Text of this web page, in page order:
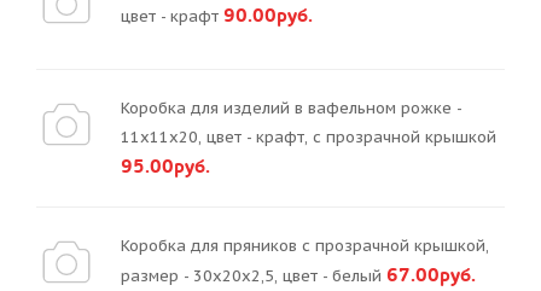
цвет - крафт 90.00руб.
Коробка для изделий в вафельном рожке -
11х11х20, цвет - крафт, с прозрачной крышкой
95.00руб.
Коробка для пряников с прозрачной крышкой,
размер - 30х20х2,5, цвет - белый 67.00руб.